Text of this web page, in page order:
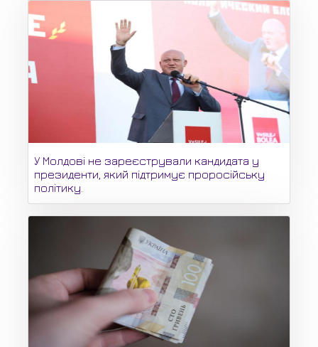
У Молдові не зареєстрували кандидата у
президенти, який підтримує проросійську
політику.